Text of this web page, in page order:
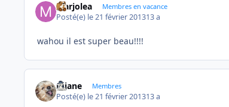
Marjolea Membres en vacance
Posté(e) le 21 février 201313 a
wahou il est super beau!!!!
réjane Membres
Posté(e) le 21 février 201313 a